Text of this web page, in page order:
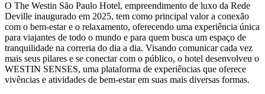
O The Westin São Paulo Hotel, empreendimento de luxo da Rede
Deville inaugurado em 2025, tem como principal valor a conexão
com o bem-estar e o relaxamento, oferecendo uma experiência única
para viajantes de todo o mundo e para quem busca um espaço de
tranquilidade na correria do dia a dia. Visando comunicar cada vez
mais seus pilares e se conectar com o público, o hotel desenvolveu o
WESTIN SENSES, uma plataforma de experiências que oferece
vivências e atividades de bem-estar em suas mais diversas formas.